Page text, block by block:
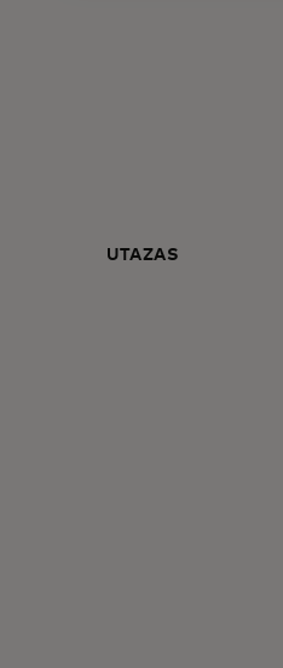
UTAZÁS